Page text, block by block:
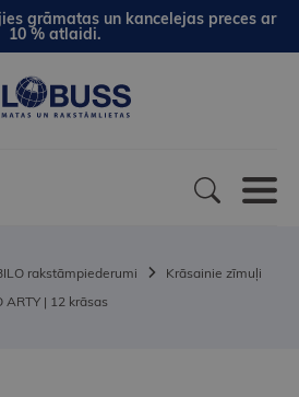
grāmatas un kancelejas preces ar
10 % atlaidi.
rakstāmpiederumi
Krāsainie zīmuļi
ARTY | 12 krāsas